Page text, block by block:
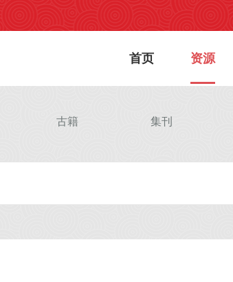
首页 资源
古籍 集刊